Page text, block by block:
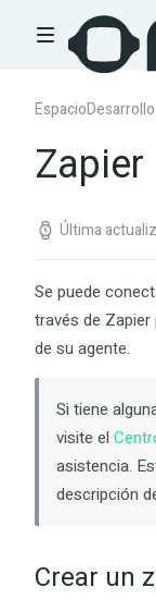
EspacioDesarrollo
Zapier
Última
Se puede
través de
de su agente.
Si tiene
visite el
asistencia.
descripción
Crear un